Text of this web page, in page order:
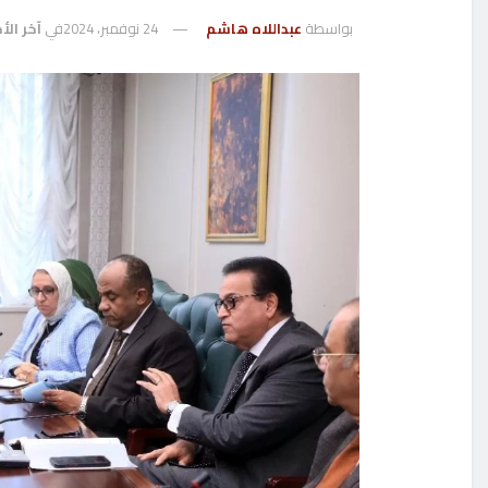
بواسطة عبداللاه هاشم 24 نوفمبر، 2024 فيآخر